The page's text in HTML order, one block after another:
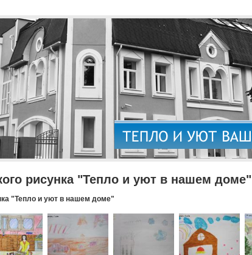
рисунка "Тепло и уют в нашем доме"
"Тепло и уют в нашем доме"